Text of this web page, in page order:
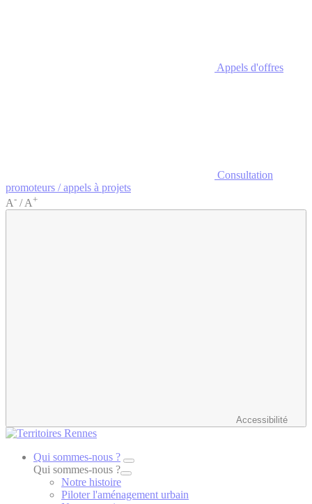
Appels d'offres
Consultation
promoteurs / appels à projets
A- / A+
Accessibilité
Qui sommes-nous ?
Qui sommes-nous ?
Notre histoire
Piloter l'aménagement urbain